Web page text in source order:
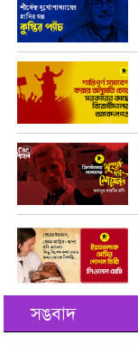
সঙবাদ